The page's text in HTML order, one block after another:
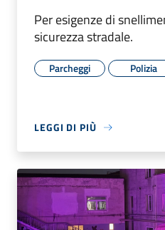
Per esigenze di
sicurezza stradale.
Parcheggi Polizia
LEGGI DI PIÙ